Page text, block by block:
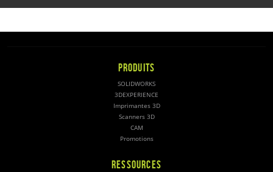
PRODUITS
SOLIDWORKS
3DEXPERIENCE
Imprimantes 3D
Scanners 3D
CAM
Promotions
RESSOURCES